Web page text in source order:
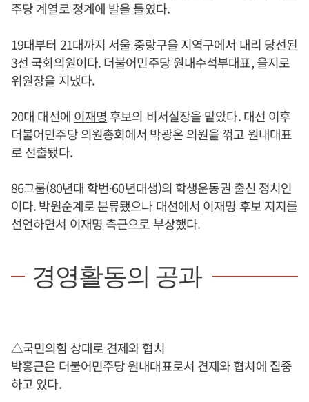
주당 계열로 정계에 발을 들였다.
19대부터 21대까지 서울 중랑구을 지역구에서 내리 당선된
3선 국회의원이다. 더불어민주당 원내수석부대표, 을지로
위원장을 지냈다.
20대 대선에 이재명 후보의 비서실장을 맡았다. 대선 이후
더불어민주당 의원총회에서 박광온 의원을 꺾고 원내대표
로 선출됐다.
86그룹(80년대 학번·60년대생)의 학생운동권 출신 정치인
이다. 박원순계로 분류됐으나 대선에서 이재명 후보 지지를
선언하면서 이재명 측근으로 부상했다.
경영활동의 공과
△국민의힘 상대로 견제와 협치
박홍근은 더불어민주당 원내대표로서 견제와 협치에 집중
하고 있다.